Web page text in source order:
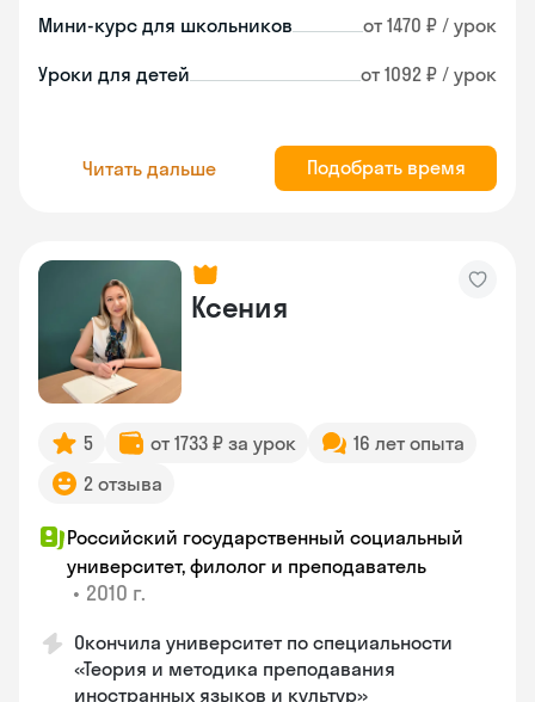
Мини-курс для школьников от 1470 ₽ / урок
Уроки для детей от 1092 ₽ / урок
Читать дальше Подобрать время
Ксения
5 от 1733 ₽ за урок
16 лет опыта
2 отзыва
Российский государственный социальный
университет, филолог и преподаватель
• 2010 г.
Окончила университет по специальности
«Теория и методика преподавания
иностранных языков и культур»